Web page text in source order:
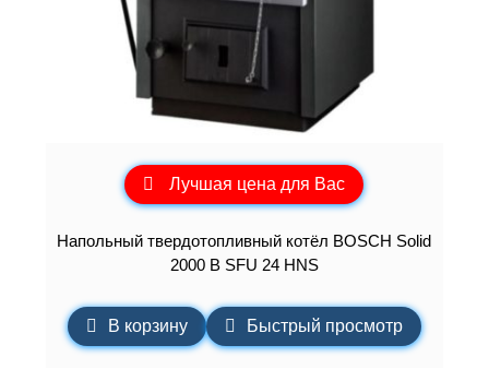
Лучшая цена для Вас
Напольный твердотопливный котёл BOSCH Solid
2000 B SFU 24 HNS
В корзину Быстрый просмотр